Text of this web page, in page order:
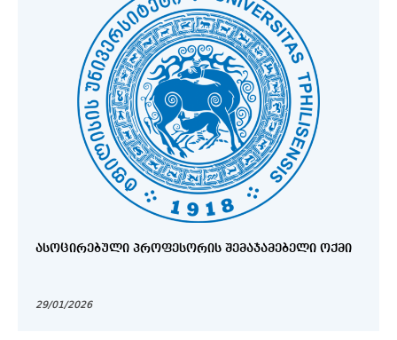
ᲐᲡᲝᲪᲘᲠᲔᲑᲣᲚᲘ ᲞᲠᲝᲤᲔᲡᲝᲠᲘᲡ ᲨᲔᲛᲐᲯᲐᲛᲔᲑᲔᲚᲘ ᲝᲥᲛᲘ
29/01/2026